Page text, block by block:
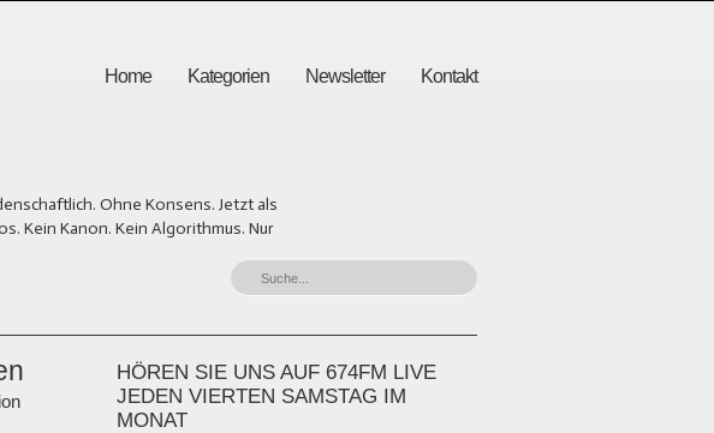
Home Kategorien Newsletter Kontakt
Ohne Konsens. Jetzt als
Kein Kanon. Kein Algorithmus. Nur
HÖREN SIE UNS AUF 674FM LIVE
JEDEN VIERTEN SAMSTAG IM
MONAT